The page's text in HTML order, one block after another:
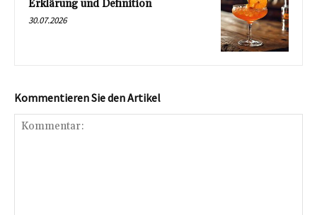
Erklärung und Definition
30.07.2026
Kommentieren Sie den Artikel